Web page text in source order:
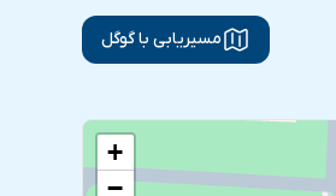
مسیریابی با گوگل
+
−